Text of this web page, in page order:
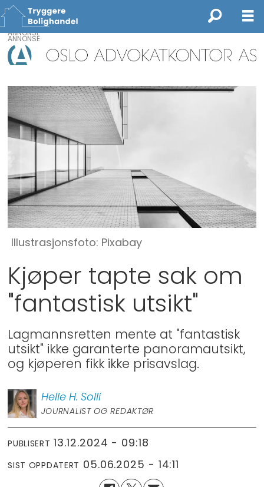
ANNONSE
Illustrasjonsfoto: Pixabay
Kjøper tapte sak om
"fantastisk utsikt"
Lagmannsretten mente at "fantastisk
utsikt" ikke garanterte panoramautsikt,
og kjøperen fikk ikke prisavslag.
Helle H. Solli
JOURNALIST OG REDAKTØR
PUBLISERT 13.12.2024 - 09:18
SIST OPPDATERT 05.06.2025 - 14:11